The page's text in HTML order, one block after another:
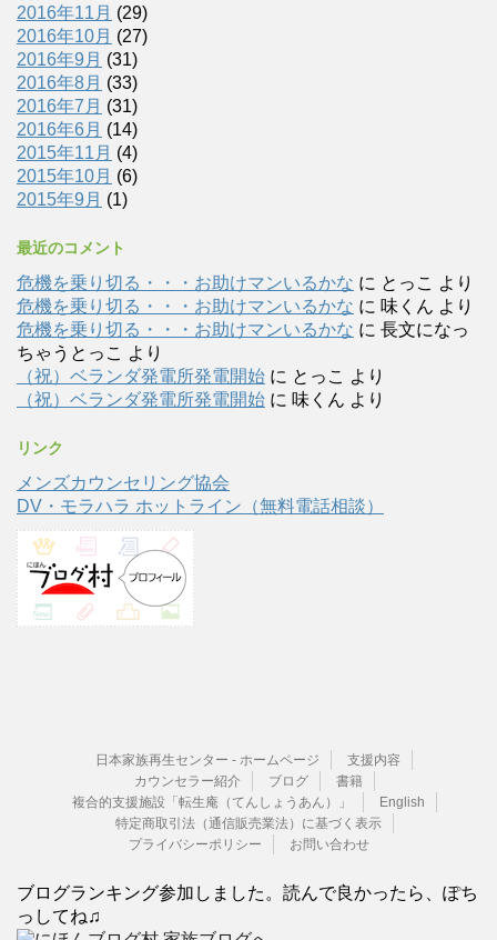
2016年11月 (29)
2016年10月 (27)
2016年9月 (31)
2016年8月 (33)
2016年7月 (31)
2016年6月 (14)
2015年11月 (4)
2015年10月 (6)
2015年9月 (1)
最近のコメント
危機を乗り切る・・・お助けマンいるかな に とっこ より
危機を乗り切る・・・お助けマンいるかな に 味くん より
危機を乗り切る・・・お助けマンいるかな に 長文になっ
ちゃうとっこ より
（祝）ベランダ発電所発電開始 に とっこ より
（祝）ベランダ発電所発電開始 に 味くん より
リンク
メンズカウンセリング協会
DV・モラハラ ホットライン（無料電話相談）
日本家族再生センター - ホームページ
支援内容
カウンセラー紹介
ブログ
書籍
複合的支援施設「転生庵（てんしょうあん）」
English
特定商取引法（通信販売業法）に基づく表示
プライバシーポリシー
お問い合わせ
ブログランキング参加しました。読んで良かったら、ぽち
っしてね♫